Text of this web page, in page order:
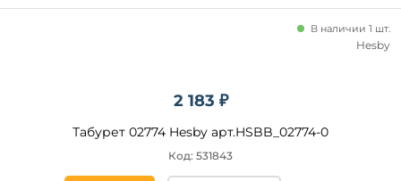
2 183 ₽
Табурет 02774 Hesby арт.HSBB_02774-0
В наличии 1 шт.
Код: 531843
Hesby